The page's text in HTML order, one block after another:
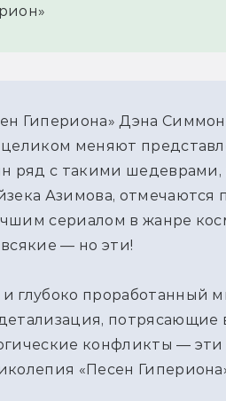
Гипериона» Дэна
меняют
ряд с такими шедеврами,
Азимова, отмечаются
сериалом в жанре
— но эти!
глубоко проработанный
потрясающие
конфликты —
«Песен